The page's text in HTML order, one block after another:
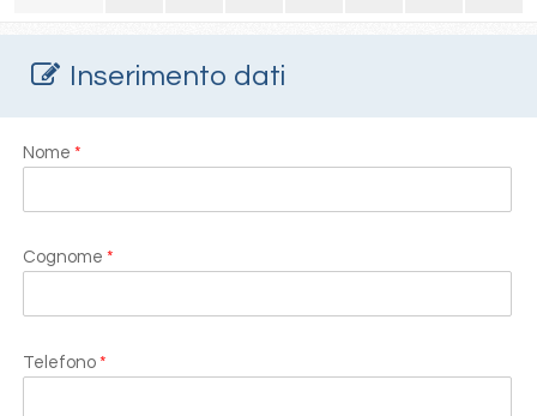
Inserimento dati
Nome *
Cognome *
Telefono *